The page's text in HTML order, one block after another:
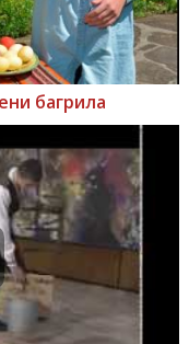
багрила